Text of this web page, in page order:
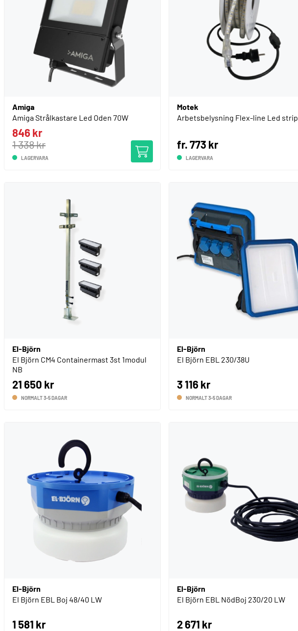
Amiga
Amiga Strålkastare Led Oden 70W
846 kr
1 338 kr
LAGERVARA
Motek
Arbetsbelysning Flex-line Led strip
fr. 773 kr
LAGERVARA
El-Björn
El Björn CM4 Containermast 3st 1modul
NB
21 650 kr
NORMALT 3-5 DAGAR
El-Björn
El Björn EBL 230/38U
3 116 kr
NORMALT 3-5 DAGAR
El-Björn
El Björn EBL Boj 48/40 LW
1 581 kr
El-Björn
El Björn EBL NödBoj 230/20 LW
2 671 kr